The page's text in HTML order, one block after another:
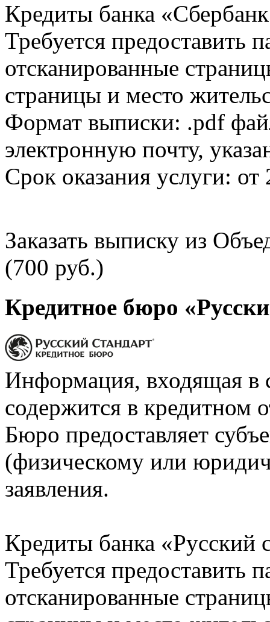
Кредиты банка
Требуется предоставить
отсканированные
страницы и место
Формат выписки: .pdf
электронную почту,
Срок оказания услуги: от
Заказать выписку из
(700 руб.)
Кредитное бюро
Информация, входящая в
содержится в кредитном
Бюро предоставляет
(физическому или
заявления.
Кредиты банка «Русский
Требуется предоставить
отсканированные